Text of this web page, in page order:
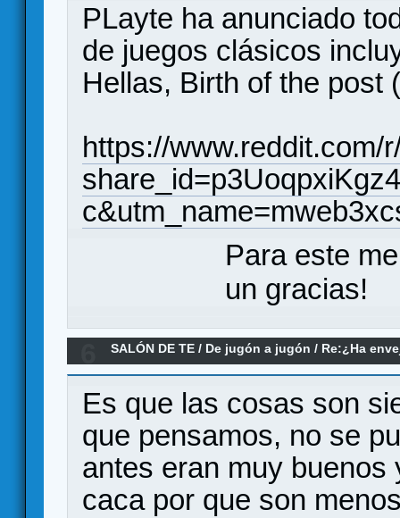
PLayte ha anunciado
de juegos clásicos
Hellas, Birth of the post
https://www.reddit.com/
Para este
un gracias!
SALÓN DE TE / De jugón a jugón / Re:¿Ha
Es que las cosas son
que pensamos, no se
antes eran muy
caca por que son